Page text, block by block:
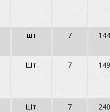
шт 7
Шт. 7
Шт. 7